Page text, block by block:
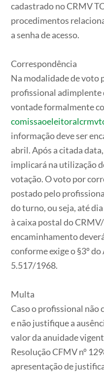
cadastrado no CRMV
procedimentos
a senha de acesso.
Correspondência
Na modalidade de voto
profissional adimplente
vontade formalmente
informação deve ser
abril. Após a citada
implicará na utilização
votação. O voto por
postado pelo
do turno, ou seja, até
à caixa postal do
encaminhamento
conforme exige o §3º do
5.517/1968.
Multa
Caso o profissional não
e não justifique a
valor da anuidade
Resolução CFMV nº
apresentação de